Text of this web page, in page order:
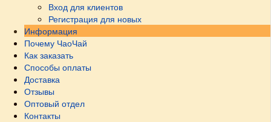
Вход для клиентов
Регистрация для новых
Информация
Почему ЧаоЧай
Как заказать
Способы оплаты
Доставка
Отзывы
Оптовый отдел
Контакты